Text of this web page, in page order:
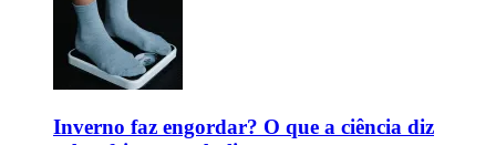
Inverno faz engordar? O que a ciência diz